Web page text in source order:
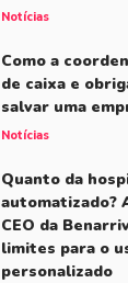
Notícias
Como a
de caixa e
salvar uma
Notícias
Quanto da
automatizado?
CEO da
limites para o
personalizado